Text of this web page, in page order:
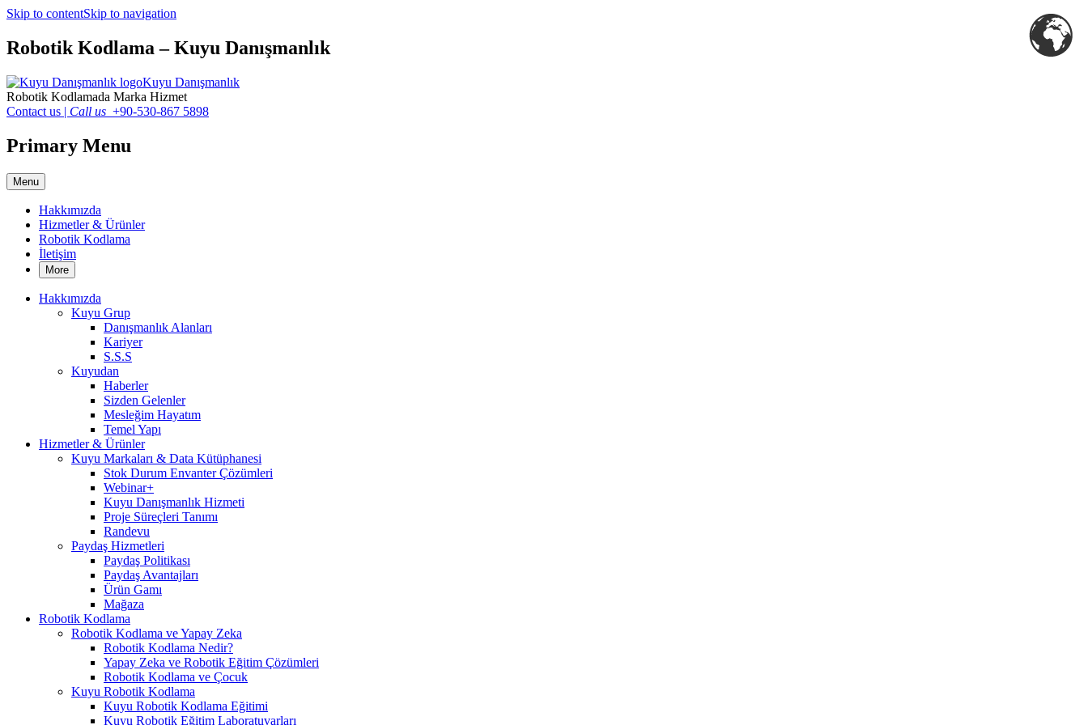
Skip to contentSkip to navigation
Robotik Kodlama – Kuyu Danışmanlık
Kuyu Danışmanlık
Robotik Kodlamada Marka Hizmet
Contact us | Call us +90-530-867 5898
Primary Menu
Menu
Hakkımızda
Hizmetler & Ürünler
Robotik Kodlama
İletişim
More
Hakkımızda
Kuyu Grup
Danışmanlık Alanları
Kariyer
S.S.S
Kuyudan
Haberler
Sizden Gelenler
Mesleğim Hayatım
Temel Yapı
Hizmetler & Ürünler
Kuyu Markaları & Data Kütüphanesi
Stok Durum Envanter Çözümleri
Webinar+
Kuyu Danışmanlık Hizmeti
Proje Süreçleri Tanımı
Randevu
Paydaş Hizmetleri
Paydaş Politikası
Paydaş Avantajları
Ürün Gamı
Mağaza
Robotik Kodlama
Robotik Kodlama ve Yapay Zeka
Robotik Kodlama Nedir?
Yapay Zeka ve Robotik Eğitim Çözümleri
Robotik Kodlama ve Çocuk
Kuyu Robotik Kodlama
Kuyu Robotik Kodlama Eğitimi
Kuyu Robotik Eğitim Laboratuvarları